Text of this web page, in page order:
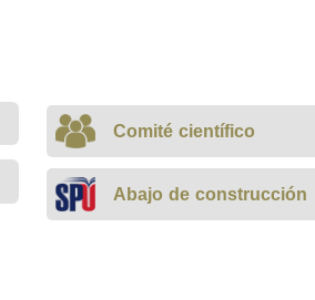
Comité científico
Abajo de construcción